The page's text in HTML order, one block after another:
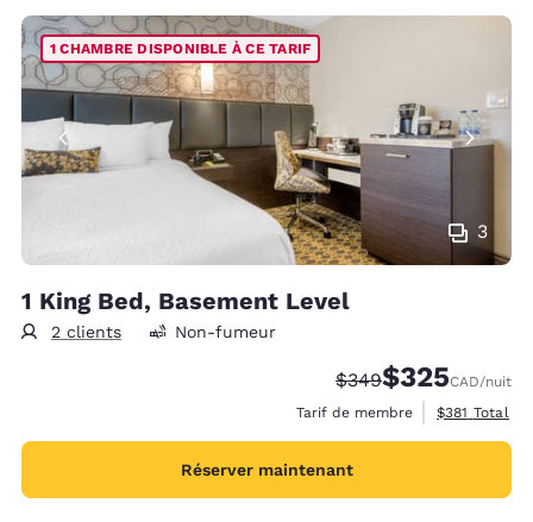
3
1 CHAMBRE DISPONIBLE À CE TARIF
1 King Bed, Basement Level
2 clients Non-fumeur
Tarif barré :
$349Tarif réduit :
$325CAD/nuit
Tarif de membre
Afficher les
$381 Total
Réserver maintenant